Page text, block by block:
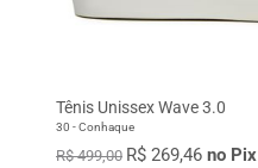
Tênis Unissex Wave 3.0
30 - Conhaque
R$ 499,00 R$ 269,46 no Pix